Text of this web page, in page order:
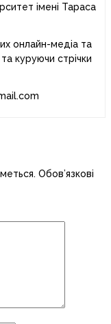
імені Тараса
онлайн-медіа та
куруючи стрічки
Обов’язкові